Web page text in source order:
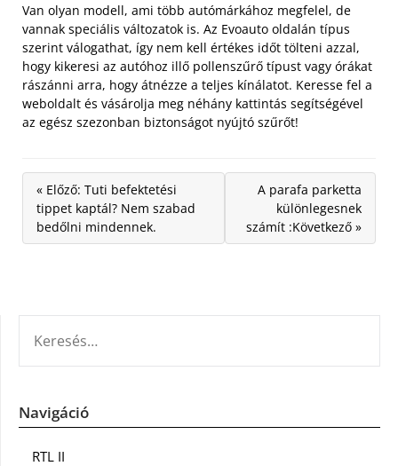
Van olyan modell, ami több autómárkához megfelel, de
vannak speciális változatok is. Az Evoauto oldalán típus
szerint válogathat, így nem kell értékes időt tölteni azzal,
hogy kikeresi az autóhoz illő pollenszűrő típust vagy órákat
rászánni arra, hogy átnézze a teljes kínálatot. Keresse fel a
weboldalt és vásárolja meg néhány kattintás segítségével
az egész szezonban biztonságot nyújtó szűrőt!
« Előző: Tuti befektetési
tippet kaptál? Nem szabad
bedőlni mindennek.
A parafa parketta
különlegesnek
számít :Következő »
Navigáció
RTL II